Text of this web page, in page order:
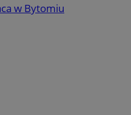
w Bytomiu